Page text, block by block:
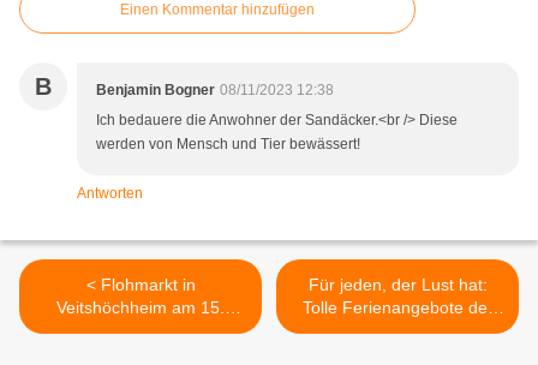
Einen Kommentar hinzufügen
B Benjamin Bogner 08/11/2023 12:38
Ich bedauere die Anwohner der Sandäcker.<br /> Diese
werden von Mensch und Tier bewässert!
Antworten
< Flohmarkt in
Veitshöchheim am 15.
August 2023 von 10 – 17
Für jeden, der Lust hat:
Tolle Ferienangebote der
VCC-Jugendleitung mit